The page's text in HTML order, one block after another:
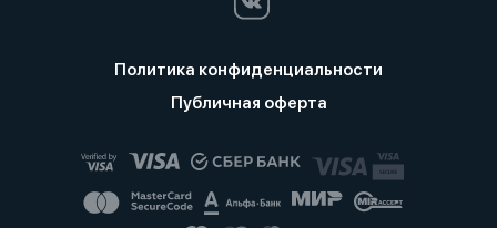
Политика конфиденциальности
Публичная оферта